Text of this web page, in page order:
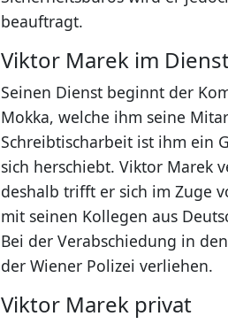
beauftragt.
Viktor Marek im
Seinen Dienst beginnt der
Mokka, welche ihm seine
Schreibtischarbeit ist ihm ein
sich herschiebt. Viktor Marek
deshalb trifft er sich im Zuge
mit seinen Kollegen aus
Bei der Verabschiedung in
der Wiener Polizei verliehen.
Viktor Marek privat